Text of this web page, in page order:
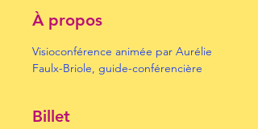
À propos
Visioconférence animée par Aurélie
Faulx-Briole, guide-conférencière
Billet